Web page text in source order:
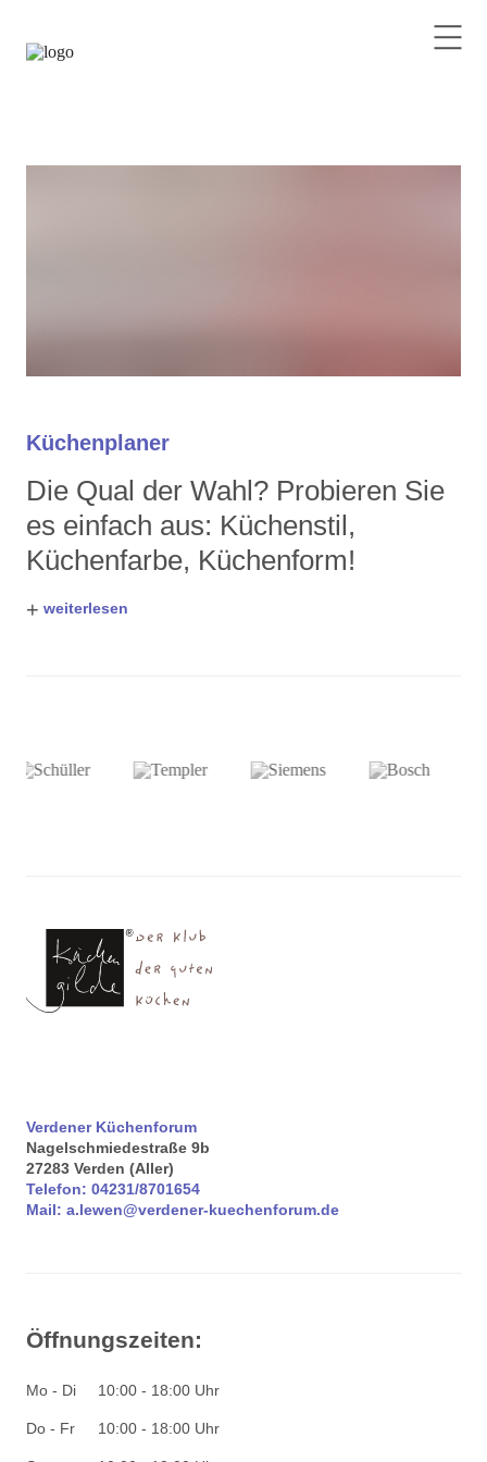
Küchenplaner
Die Qual der Wahl? Probieren Sie
es einfach aus: Küchenstil,
Küchenfarbe, Küchenform!
+ weiterlesen
Verdener Küchenforum
Nagelschmiedestraße 9b
27283 Verden (Aller)
Telefon: 04231/8701654
Mail: a.lewen@verdener-kuechenforum.de
Öffnungszeiten:
Mo - Di 10:00 - 18:00 Uhr
Do - Fr 10:00 - 18:00 Uhr